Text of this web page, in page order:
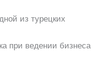
из турецких
при ведении бизнеса